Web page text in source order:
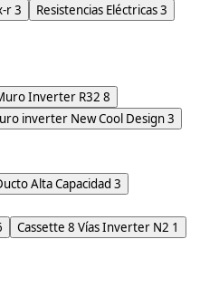
r3 Resistencias Eléctricas3
Inverter R32 8
inverter New Cool Design3
Alta Capacidad 3
Cassette 8 Vías Inverter N2 1